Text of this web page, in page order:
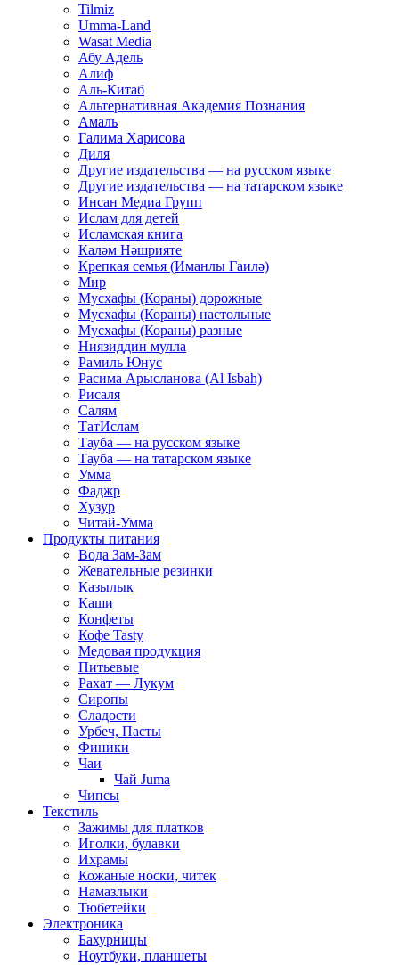
Tilmiz
Umma-Land
Wasat Media
Абу Адель
Алиф
Аль-Китаб
Альтернативная Академия Познания
Амаль
Галима Харисова
Диля
Другие издательства — на русском языке
Другие издательства — на татарском языке
Инсан Медиа Групп
Ислам для детей
Исламская книга
Каләм Нәшрияте
Крепкая семья (Иманлы Гаилә)
Мир
Мусхафы (Кораны) дорожные
Мусхафы (Кораны) настольные
Мусхафы (Кораны) разные
Ниязиддин мулла
Рамиль Юнус
Расима Арысланова (Al Isbah)
Рисаля
Салям
ТатИслам
Тауба — на русском языке
Тауба — на татарском языке
Умма
Фаджр
Хузур
Читай-Умма
Продукты питания
Вода Зам-Зам
Жевательные резинки
Казылык
Каши
Конфеты
Кофе Tasty
Медовая продукция
Питьевые
Рахат — Лукум
Сиропы
Сладости
Урбеч, Пасты
Финики
Чаи
Чай Juma
Чипсы
Текстиль
Зажимы для платков
Иголки, булавки
Ихрамы
Кожаные носки, читек
Намазлыки
Тюбетейки
Электроника
Бахурницы
Ноутбуки, планшеты